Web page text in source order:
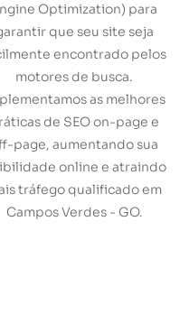
Optimization) para
que seu site seja
encontrado pelos
motores de busca.
as melhores
de SEO on-page e
page, aumentando sua
online e atraindo
tráfego qualificado em
Campos Verdes - GO.